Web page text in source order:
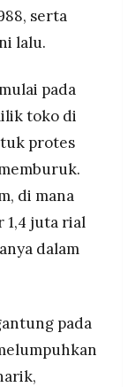
serta
lalu.
pada
toko di
protes
di mana
1,4 juta rial
dalam
pada